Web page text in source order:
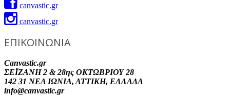
canvastic.gr
canvastic.gr
ΕΠΙΚΟΙΝΩΝΙΑ
Canvastic.gr
ΣΕΪΖΑΝΗ 2 & 28ης ΟΚΤΩΒΡΙΟΥ 28
142 31 ΝΕΑ ΙΩΝΙΑ, ΑΤΤΙΚΗ, ΕΛΛΑΔΑ
info@canvastic.gr